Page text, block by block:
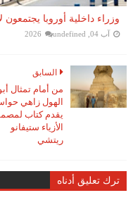
وزراء داخلية أوروبا
آب 04, 2026 undefined
السابق
من أمام تمثال
الهول زاهي
يقدم كتاب
الأزياء ستيفانو
ريتشي
ترك تعليق أدناه